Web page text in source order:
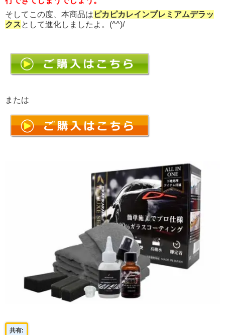
そしてこの度、本商品は ピカピカレインプレミアムデラッ
クスとして進化しましたよ。(^^)/
または
共有: